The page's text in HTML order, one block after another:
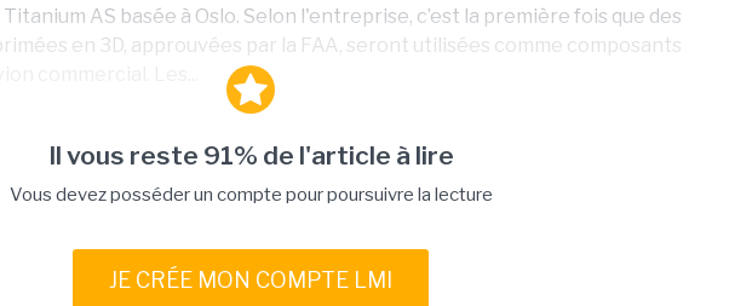
AS basée à Oslo. Selon l'entreprise, c’est la première fois que des
en 3D, approuvées par la FAA, seront utilisées comme composants
Il vous reste 91% de l'article à lire
Vous devez posséder un compte pour poursuivre la lecture
JE CRÉE MON COMPTE LMI